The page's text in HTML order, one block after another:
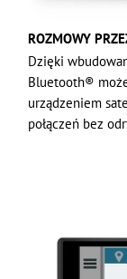
ROZMOWY
Dzięki
Bluetooth®
urządzeniem
połączeń bez